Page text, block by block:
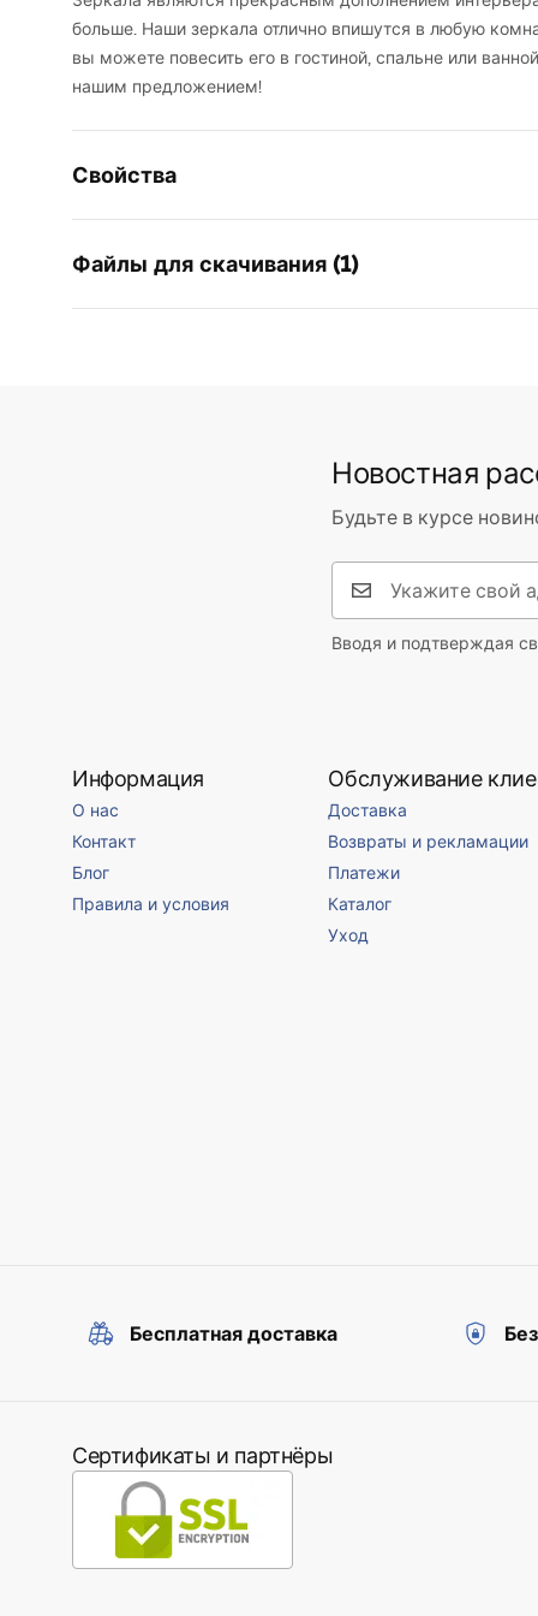
больше. Наши зеркала отлично впишутся в любую
вы можете повесить его в гостиной, спальне или
нашим предложением!
Свойства
Ширина
Глубина
20мм
Нет
Файлы для скачивания (1)
Новостная
Будьте в курсе
Вводя и подтверждая
Информация
О нас
Контакт
Блог
Правила и условия
Обслуживание
Доставка
Возвраты и рекламации
Платежи
Каталог
Уход
Бесплатная доставка
Сертификаты и партнёры